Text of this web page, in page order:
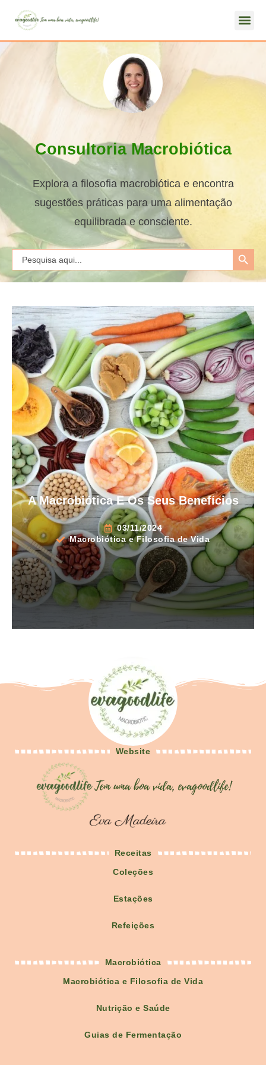
Consultoria Macrobiótica
Explora a filosofia macrobiótica e encontra
sugestões práticas para uma alimentação
equilibrada e consciente.
Search
for:
Search Button
A Macrobiótica E Os Seus Benefícios
03/11/2024
Macrobiótica e Filosofia de Vida
Website
Receitas
Coleções
Estações
Refeições
Macrobiótica
Macrobiótica e Filosofia de Vida
Nutrição e Saúde
Guias de Fermentação